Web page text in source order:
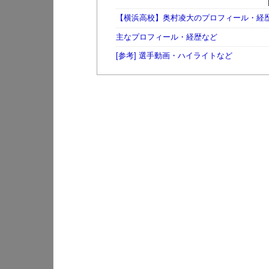
【横浜高校】奥村凌大のプロフィール・経
主なプロフィール・経歴など
[参考] 選手動画・ハイライトなど